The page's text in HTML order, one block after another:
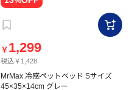
￥ 1,299
税込￥1,428
MrMax 冷感ペットベッド Sサイズ
45×35×14cm グレー